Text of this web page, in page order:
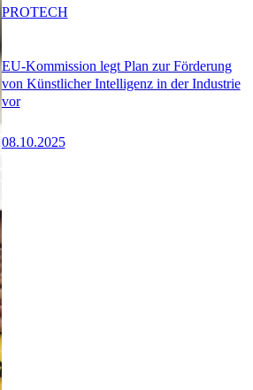
EU-Kommission legt Plan zur Förderung
von Künstlicher Intelligenz in der Industrie
vor
08.10.2025
PROTECH